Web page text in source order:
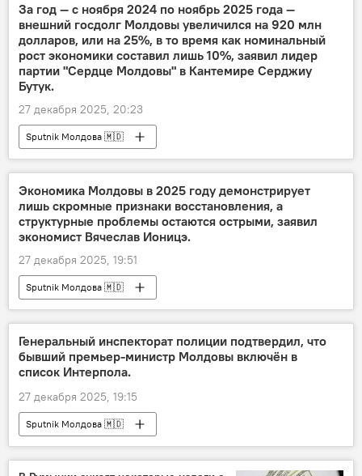
За год — с ноября 2024 по ноябрь 2025 года —
внешний госдолг Молдовы увеличился на 920 млн
долларов, или на 25%, в то время как номинальный
рост экономики составил лишь 10%, заявил лидер
партии "Сердце Молдовы" в Кантемире Серджиу
Бутук.
27 декабря 2025, 20:23
Sputnik Молдова 🇲🇩
Экономика Молдовы в 2025 году демонстрирует
лишь скромные признаки восстановления, а
структурные проблемы остаются острыми, заявил
экономист Вячеслав Ионицэ.
27 декабря 2025, 19:51
Sputnik Молдова 🇲🇩
Генеральный инспекторат полиции подтвердил, что
бывший премьер-министр Молдовы включён в
список Интерпола.
27 декабря 2025, 19:15
Sputnik Молдова 🇲🇩